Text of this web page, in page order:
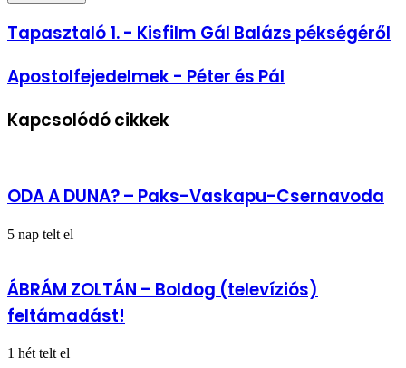
megadása
Tapasztaló
1.
Kisfilm
Gál
pékségéről
Tapasztaló 1. - Kisfilm Gál Balázs pékségéről
Apostolfejedelmek
-
és
Apostolfejedelmek - Péter és Pál
Kapcsolódó cikkek
ODA A DUNA? – Paks-Vaskapu-Csernavoda
5 nap telt el
ÁBRÁM ZOLTÁN – Boldog (televíziós)
feltámadást!
1 hét telt el